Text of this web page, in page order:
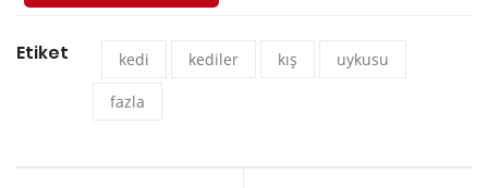
Etiket kedi kediler kış uykusu
fazla